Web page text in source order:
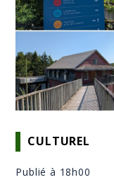
CULTUREL
Publié à 18h00